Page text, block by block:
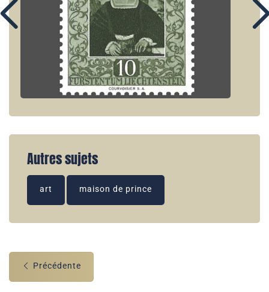
Autres sujets
art maison de prince
Précédente